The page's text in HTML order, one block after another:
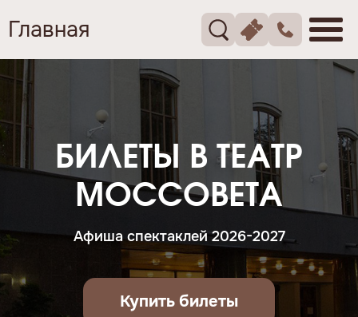
Главная
БИЛЕТЫ В ТЕАТР
МОССОВЕТА
Афиша спектаклей 2026-2027
Купить билеты